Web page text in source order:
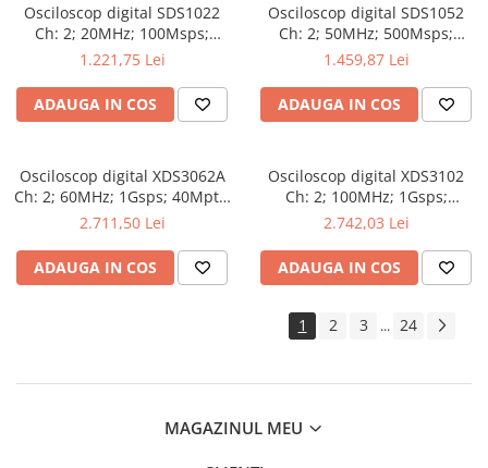
Osciloscop digital SDS1022
Ch: 2; 20MHz; 100Msps;
10kpts; LCD 7"S; 15W care
avansat
1.221,75 Lei
ADAUGA IN COS
Osciloscop digital SDS1052
Ch: 2; 50MHz; 500Msps;
10kpts; LCD 7"S; ≤7ns avand
1.459,87 Lei
ADAUGA IN COS
Osciloscop digital XDS3062A
Ch: 2; 60MHz; 1Gsps; 40Mpts;
LCD TFT 8"; XDS care ofera
2.711,50 Lei
ADAUGA IN COS
Osciloscop digital XDS3102
Ch: 2; 100MHz; 1Gsps;
40Mpts; LCD TFT 8"; XDS ce
2.742,03 Lei
ADAUGA IN COS
1 2 3 ... 24
MAGAZINUL MEU